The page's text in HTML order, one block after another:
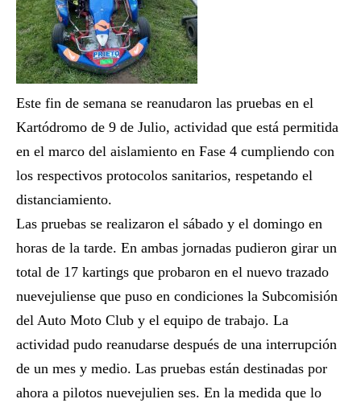
Este fin de semana se reanudaron las pruebas en el
Kartódromo de 9 de Julio, actividad que está permitida
en el marco del aislamiento en Fase 4 cumpliendo con
los respectivos protocolos sanitarios, respetando el
distanciamiento.
Las pruebas se realizaron el sábado y el domingo en
horas de la tarde. En ambas jornadas pudieron girar un
total de 17 kartings que probaron en el nuevo trazado
nuevejuliense que puso en condiciones la Subcomisión
del Auto Moto Club y el equipo de trabajo. La
actividad pudo reanudarse después de una interrupción
de un mes y medio. Las pruebas están destinadas por
ahora a pilotos nuevejulien ses. En la medida que lo